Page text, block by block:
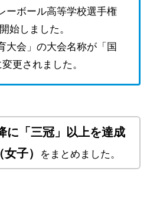
ボール高等学校選手権
始しました。
会」の大会名称が「国
更されました。
に「三冠」以上を達成
子）
をまとめました。